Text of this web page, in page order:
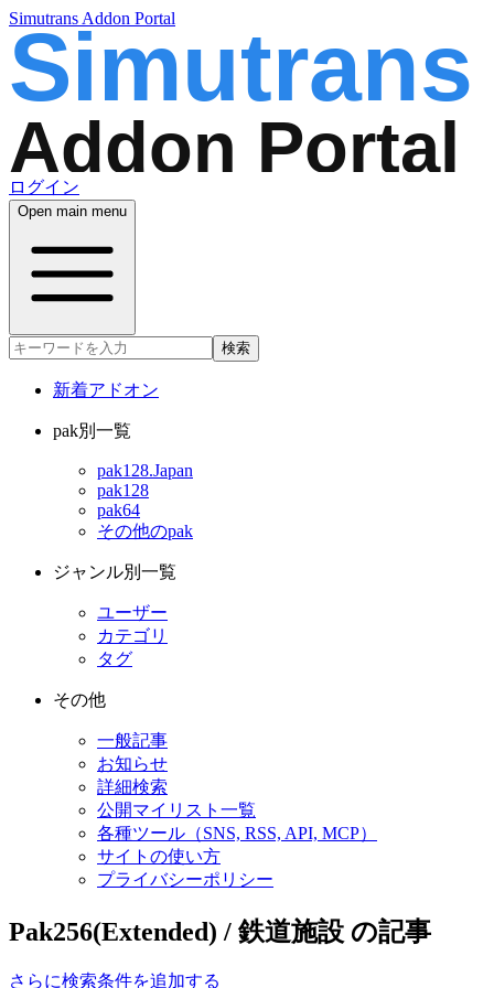
Simutrans Addon Portal
ログイン
Open main menu
検索
新着アドオン
pak別一覧
pak128.Japan
pak128
pak64
その他のpak
ジャンル別一覧
ユーザー
カテゴリ
タグ
その他
一般記事
お知らせ
詳細検索
公開マイリスト一覧
各種ツール（SNS, RSS, API, MCP）
サイトの使い方
プライバシーポリシー
Pak256(Extended) / 鉄道施設 の記事
さらに検索条件を追加する